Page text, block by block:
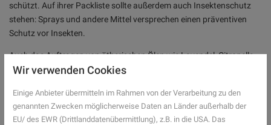
schützt. Auf ihrer Packliste sollte außerdem auch Insektenschutz
stehen: Sprays und andere Mittel versprechen einen präventiven
Schutz vor Insekten.
Auch das Auftragen von ätherischen Ölen wie Lavendel, Citronella,
Melisse, oder Eukalyptus kann hilfreich sein. Im Falle, dass es
Salben dabei zu haben, die die Schwellung lindern.
Auch diese Dinge sollten Teil ihrer Ausrüstung für den Wanderurlaub
Wir verwenden Cookies
Einige Anbieter übermitteln im Rahmen von der Verarbeitung zu den
genannten Zwecken möglicherweise Daten an Länder außerhalb der
EU/ des EWR (Drittlanddatenübermittlung), z.B. in die USA. Das